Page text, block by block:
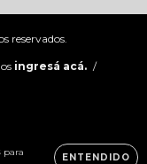
para
ENTENDIDO
reservados.
ingresá acá. /